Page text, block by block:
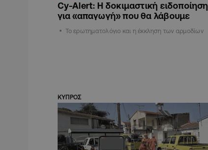
Cy-Alert: Η δοκιμαστική ειδοποίηση
για «απαγωγή» που θα λάβουμε
Το ερωτηματολόγιο και η έκκληση των αρμοδίων
ΚΥΠΡΟΣ